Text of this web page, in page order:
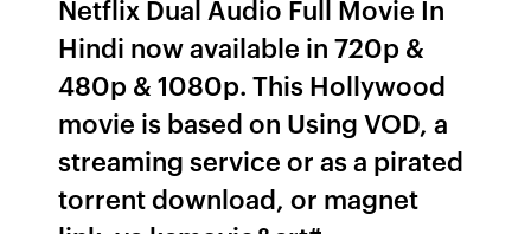
Netflix Dual Audio Full Movie In
Hindi now available in 720p &
480p & 1080p. This Hollywood
movie is based on Using VOD, a
streaming service or as a pirated
torrent download, or magnet